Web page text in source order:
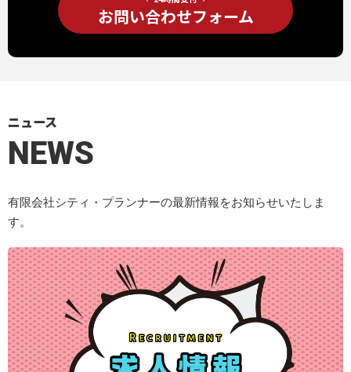
お問い合わせフォーム
ニュース
NEWS
有限会社シティ・プランナーの最新情報をお知らせいたしま
す。